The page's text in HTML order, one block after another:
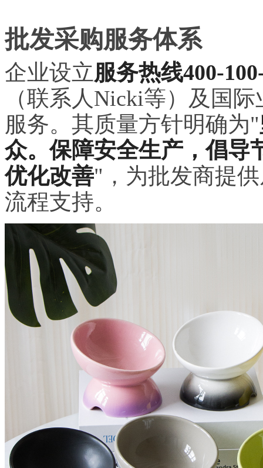
批发采购服务体系
企业设立服务热线400-
（联系人Nicki等）及国
服务。其质量方针明确为"
众。保障安全生产，倡导
优化改善"，为批发商提
流程支持。